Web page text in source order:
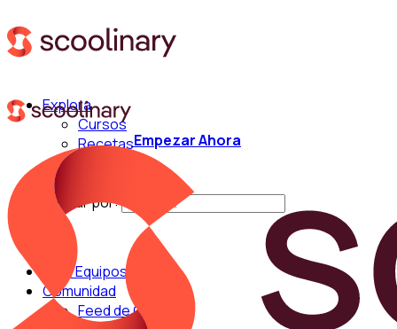
Explora
Cursos
Recetas
Buscar por:
Para Equipos
Comunidad
Feed de Cocina
Empezar Ahora